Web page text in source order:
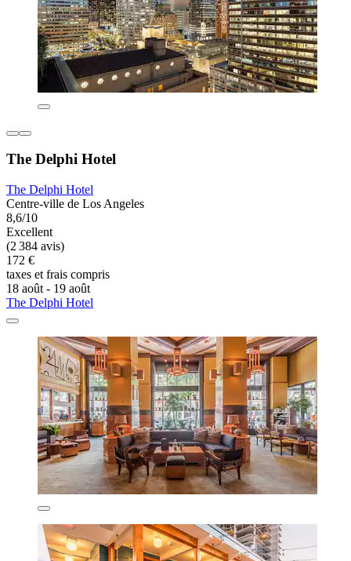
The Delphi Hotel
The Delphi Hotel
Centre-ville de Los Angeles
8,6/10
Excellent
(2 384 avis)
172 €
taxes et frais compris
18 août - 19 août
The Delphi Hotel